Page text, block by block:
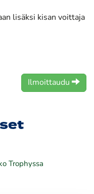
lisäksi kisan voittaja
Ilmoittaudu
Trophyssa